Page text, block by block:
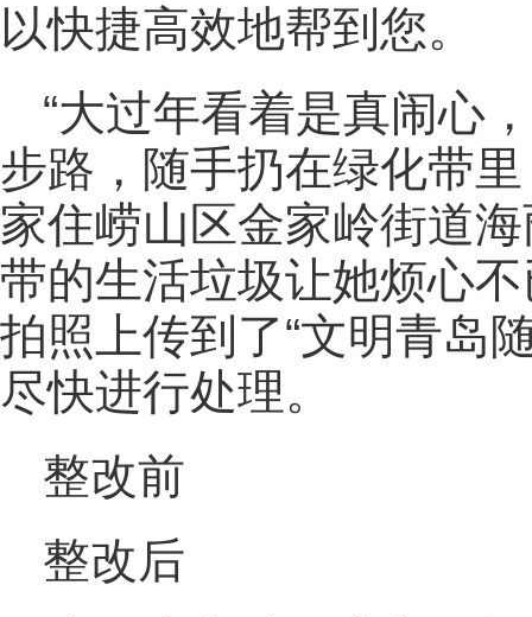
以快捷高效地帮到您。
“大过年看着是真闹心
步路，随手扔在绿化带
家住崂山区金家岭街道
带的生活垃圾让她烦心
拍照上传到了“文明青岛
尽快进行处理。
整改前
整改后